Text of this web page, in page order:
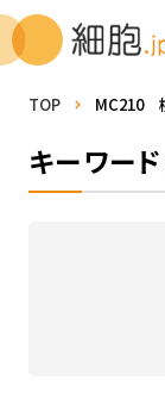
TOP MC210
キーワー